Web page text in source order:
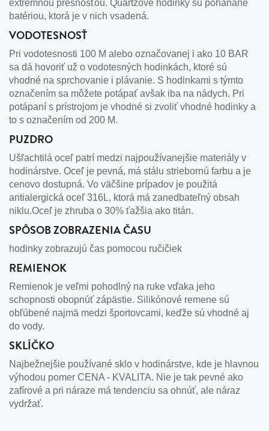
extrémnou presnosťou. Quartzové hodinky sú poháňané
batériou, ktorá je v nich vsadená.
VODOTESNOSŤ
Pri vodotesnosti 100 M alebo označovanej i ako 10 BAR
sa dá hovoriť už o vodotesných hodinkách, ktoré sú
vhodné na sprchovanie i plávanie. S hodinkami s týmto
označením sa môžete potápať avšak iba na nádych. Pri
potápaní s prístrojom je vhodné si zvoliť vhodné hodinky a
to s označením od 200 M.
PUZDRO
Ušľachtilá oceľ patrí medzi najpoužívanejšie materiály v
hodinárstve. Oceľ je pevná, má stálu striebornú farbu a je
cenovo dostupná. Vo väčšine prípadov je použitá
antialergická oceľ 316L, ktorá má zanedbateľný obsah
niklu.Oceľ je zhruba o 30% ťažšia ako titán.
SPÔSOB ZOBRAZENIA ČASU
hodinky zobrazujú čas pomocou ručičiek
REMIENOK
Remienok je veľmi pohodlný na ruke vďaka jeho
schopnosti obopnúť zápästie. Silikónové remene sú
obľúbené najmä medzi športovcami, keďže sú vhodné aj
do vody.
SKLÍČKO
Najbežnejšie používané sklo v hodinárstve, kde je hlavnou
výhodou pomer CENA - KVALITA. Nie je tak pevné ako
zafírové a pri náraze má tendenciu sa ohnúť, ale náraz
vydržať.